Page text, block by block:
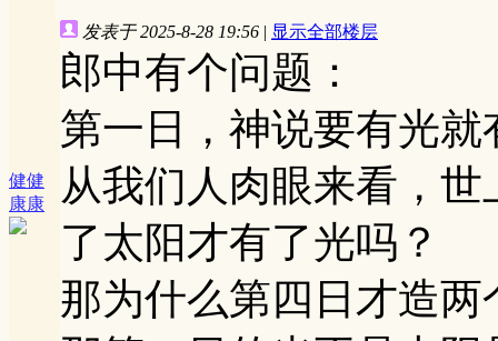
健健
康康
发表于 2025-8-28 19:56 | 显示全部楼层
郎中有个问题：
第一日，神说要有光就
从我们人肉眼来看，
了太阳才有了光吗？
那为什么第四日才造